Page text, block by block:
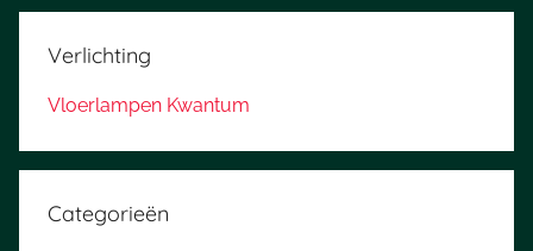
Verlichting
Vloerlampen Kwantum
Categorieën